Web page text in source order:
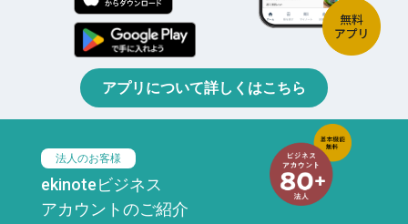
アプリについて詳しくはこちら
法人のお客様
ekinoteビジネス
アカウントのご紹介